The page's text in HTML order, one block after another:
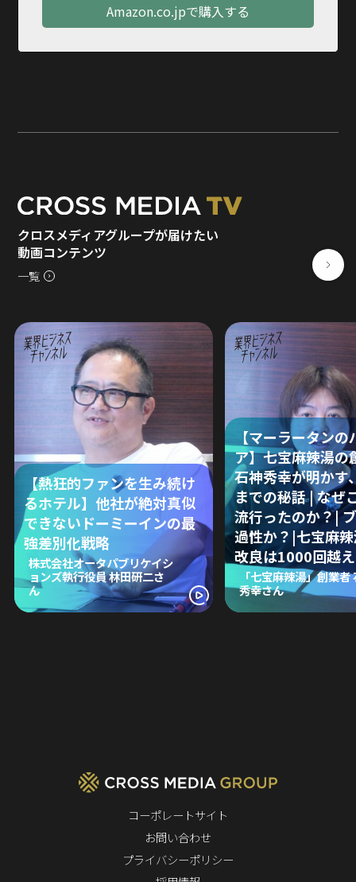
Amazon.co.jpで購入する
クロスメディアグループが届けたい
動画コンテンツ
一覧
【熱狂的ファンを生み続け
るホテル】他社が絶対真似
できないドーミーインの最
強差別化戦略
株式会社オータパブリケイシ
ョンズ執行役員 林田研二さ
ん
【マーラータン
ア】七宝麻辣湯の
石神秀幸が明かす
までの秘話 | なぜ
流行ったのか？|
過性か？|七宝麻
改良は1000回越
「七宝麻辣湯」創業者
秀幸さん
コーポレートサイト
お問い合わせ
プライバシーポリシー